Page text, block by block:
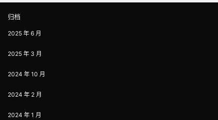
归档
2025 年 6 月
2025 年 3 月
2024 年 10 月
2024 年 2 月
2024 年 1 月